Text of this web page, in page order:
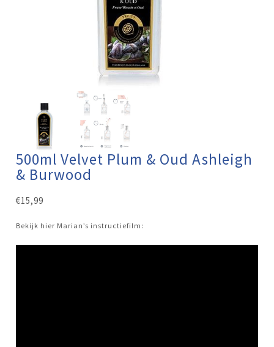
500ml Velvet Plum & Oud Ashleigh
& Burwood
€15,99
Bekijk hier Marian’s instructiefilm: